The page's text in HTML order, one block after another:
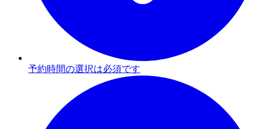
予約時間の選択は必須です